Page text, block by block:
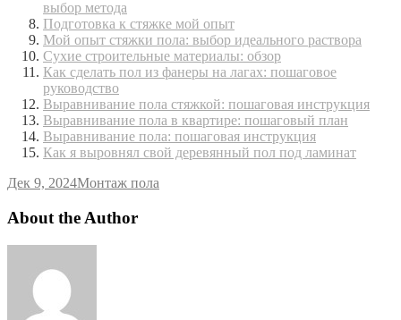
выбор метода
Подготовка к стяжке мой опыт
Мой опыт стяжки пола: выбор идеального раствора
Сухие строительные материалы: обзор
Как сделать пол из фанеры на лагах: пошаговое
руководство
Выравнивание пола стяжкой: пошаговая инструкция
Выравнивание пола в квартире: пошаговый план
Выравнивание пола: пошаговая инструкция
Как я выровнял свой деревянный пол под ламинат
Дек 9, 2024Монтаж пола
About the Author